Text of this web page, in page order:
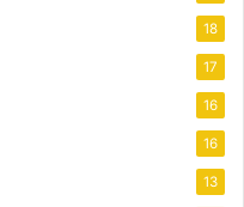
18
17
16
16
13